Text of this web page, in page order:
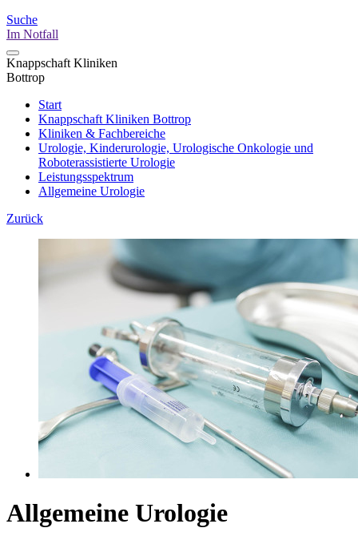
Suche
Im Notfall
Knappschaft Kliniken
Bottrop
Start
Knappschaft Kliniken Bottrop
Kliniken & Fachbereiche
Urologie, Kinderurologie, Urologische Onkologie und
Roboterassistierte Urologie
Leistungsspektrum
Allgemeine Urologie
Zurück
Allgemeine Urologie